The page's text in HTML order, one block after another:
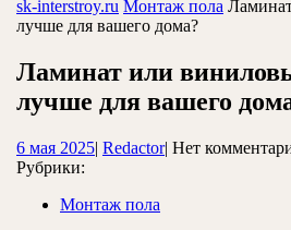
sk-interstroy.ru Монтаж пола
лучше для вашего дома?
Ламинат или
лучше для вашего
6 мая 20256| RedactorRedactor
| Нет
Рубрики:
Монтаж пола